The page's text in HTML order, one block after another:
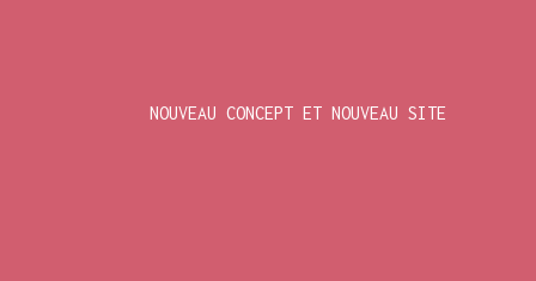
NOUVEAU CONCEPT ET NOUVEAU SITE